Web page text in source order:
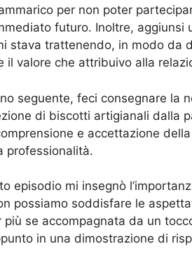
per non poter
futuro. Inoltre,
stava trattenendo, in modo da
il valore che attribuivo alla
seguente, feci consegnare la
di biscotti artigianali dalla
e accettazione
professionalità.
episodio mi insegnò
possiamo soddisfare le
più se accompagnata da un
in una dimostrazione di